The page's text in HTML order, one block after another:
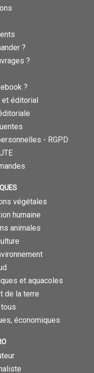
?
?
?
éditorial
- RGPD
végétales
humaine
animales
et aquacoles
de la terre
économiques